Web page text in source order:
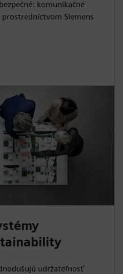
komunikačné
prostredníctvom Siemens
udržateľnosť